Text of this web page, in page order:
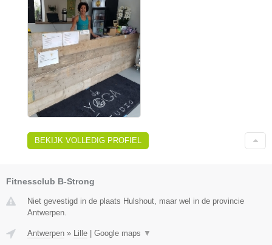
BEKIJK VOLLEDIG PROFIEL
Fitnessclub B-Strong
Niet gevestigd in de plaats Hulshout, maar wel in de provincie
Antwerpen.
Antwerpen » Lille Google maps ▼